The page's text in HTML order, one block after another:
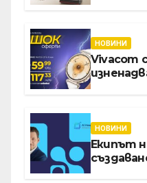
НОВИНИ
Vivacom
НОВИНИ
Екипът